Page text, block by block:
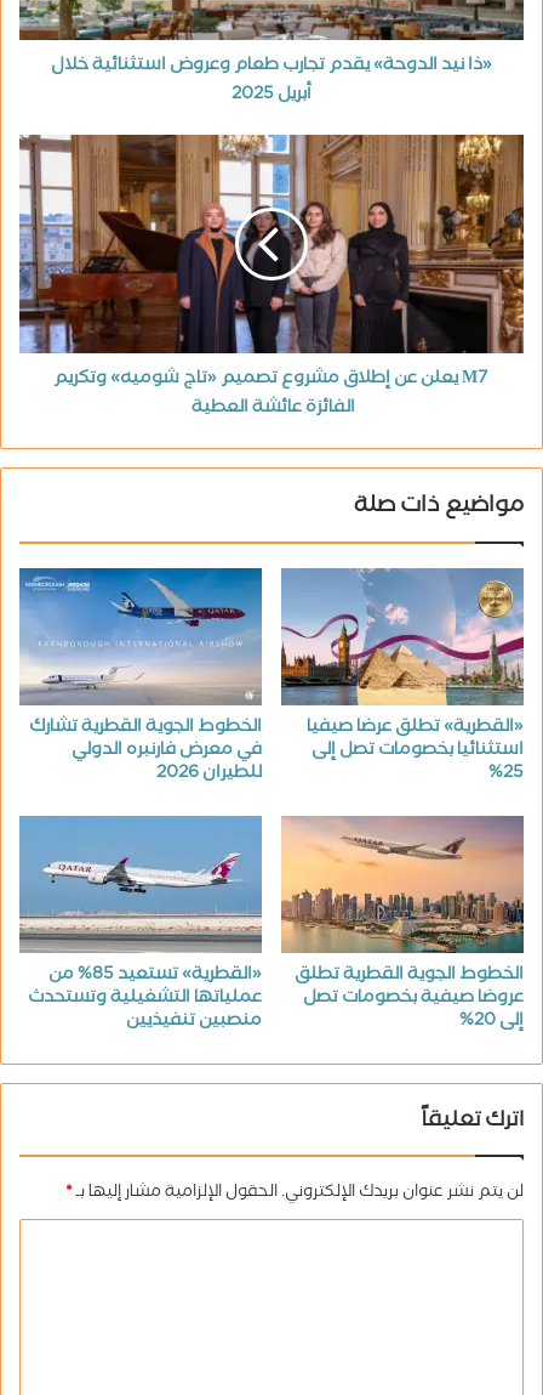
«ذا نيد الدوحة» يقدم تجارب طعام وعروض استثنائية خلال
أبريل 2025
M7 يعلن عن إطلاق مشروع تصميم «تاج شوميه» وتكريم
الفائزة عائشة العطية
مواضيع ذات صلة
«القطرية» تطلق عرضا صيفيا
استثنائيا بخصومات تصل إلى
25%
الخطوط الجوية القطرية تشارك
في معرض فارنبره الدولي
للطيران 2026
الخطوط الجوية القطرية تطلق
عروضا صيفية بخصومات تصل
إلى 20%
«القطرية» تستعيد 85% من
عملياتها التشغيلية وتستحدث
منصبين تنفيذيين
اترك تعليقاً
لن يتم نشر عنوان بريدك الإلكتروني.الحقول الإلزامية مشار إليها بـ*